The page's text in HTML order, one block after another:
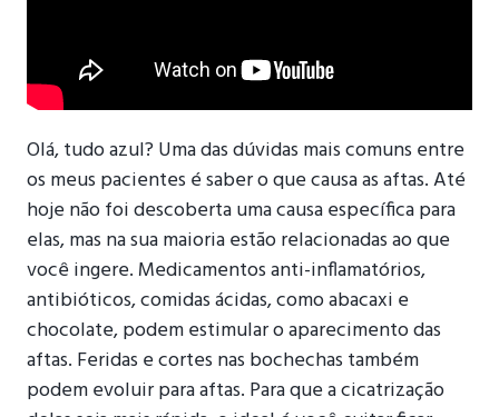
Olá, tudo azul? Uma das dúvidas mais comuns entre
os meus pacientes é saber o que causa as aftas. Até
hoje não foi descoberta uma causa específica para
elas, mas na sua maioria estão relacionadas ao que
você ingere. Medicamentos anti-inflamatórios,
antibióticos, comidas ácidas, como abacaxi e
chocolate, podem estimular o aparecimento das
aftas. Feridas e cortes nas bochechas também
podem evoluir para aftas. Para que a cicatrização